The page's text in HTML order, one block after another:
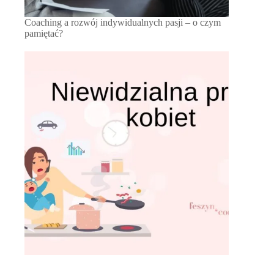
Coaching a rozwój indywidualnych pasji – o czym
pamiętać?